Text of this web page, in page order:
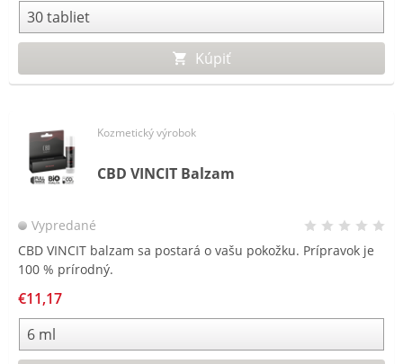
Kúpiť
Kozmetický výrobok
CBD VINCIT Balzam
Vypredané
CBD VINCIT balzam sa postará o vašu pokožku. Prípravok je
100 % prírodný.
€11,17